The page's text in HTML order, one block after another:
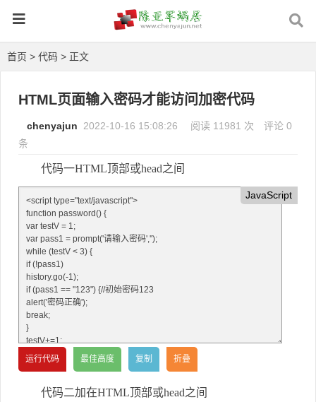
首页 > 代码 > 正文
HTML页面输入密码才能访问加密代码
chenyajun 2022-10-16 15:08:26 阅读 11981 次
评论 0
条
代码一HTML顶部或head之间
JavaScript
代码二加在HTML顶部或head之间